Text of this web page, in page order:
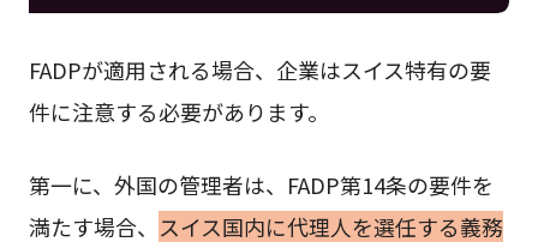
FADPが適用される場合、企業はスイス特有の要
件に注意する必要があります。
第一に、外国の管理者は、FADP第14条の要件を
満たす場合、 スイス国内に代理人を選任する義務